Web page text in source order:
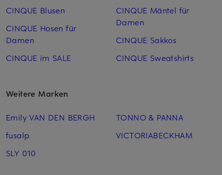
CINQUE Blusen
CINQUE Hosen für
Damen
CINQUE im SALE
CINQUE Mäntel für
Damen
CINQUE Sakkos
CINQUE Sweatshirts
Weitere Marken
Emily VAN DEN BERGH
fusalp
SLY 010
TONNO & PANNA
VICTORIABECKHAM